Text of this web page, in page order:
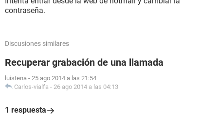
contraseña.
Discusiones similares
Recuperar grabación de una llamada
luistena - 25 ago 2014 a las 21:54
Carlos-vialfa - 26 ago 2014 a las 04:13
1 respuesta